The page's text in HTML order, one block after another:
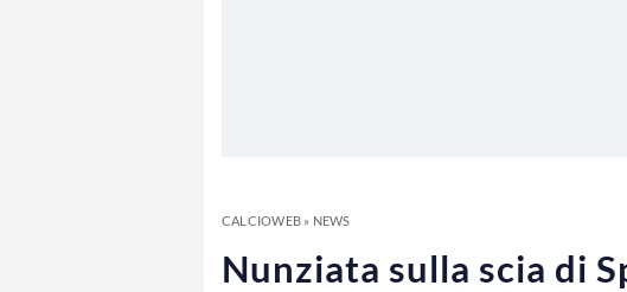
CALCIOWEB» NEWS
Nunziata sulla scia di